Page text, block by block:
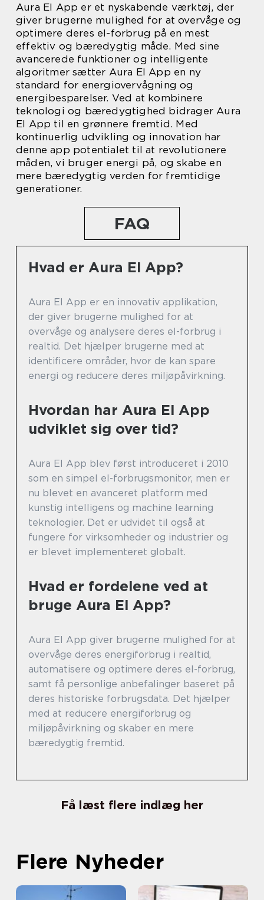
Aura El App er et nyskabende værktøj, der
giver brugerne mulighed for at overvåge og
optimere deres el-forbrug på en mest
effektiv og bæredygtig måde. Med sine
avancerede funktioner og intelligente
algoritmer sætter Aura El App en ny
standard for energiovervågning og
energibesparelser. Ved at kombinere
teknologi og bæredygtighed bidrager Aura
El App til en grønnere fremtid. Med
kontinuerlig udvikling og innovation har
denne app potentialet til at revolutionere
måden, vi bruger energi på, og skabe en
mere bæredygtig verden for fremtidige
generationer.
FAQ
Hvad er Aura El App?
Aura El App er en innovativ applikation,
der giver brugerne mulighed for at
overvåge og analysere deres el-forbrug i
realtid. Det hjælper brugerne med at
identificere områder, hvor de kan spare
energi og reducere deres miljøpåvirkning.
Hvordan har Aura El App
udviklet sig over tid?
Aura El App blev først introduceret i 2010
som en simpel el-forbrugsmonitor, men er
nu blevet en avanceret platform med
kunstig intelligens og machine learning
teknologier. Det er udvidet til også at
fungere for virksomheder og industrier og
er blevet implementeret globalt.
Hvad er fordelene ved at
bruge Aura El App?
Aura El App giver brugerne mulighed for at
overvåge deres energiforbrug i realtid,
automatisere og optimere deres el-forbrug,
samt få personlige anbefalinger baseret på
deres historiske forbrugsdata. Det hjælper
med at reducere energiforbrug og
miljøpåvirkning og skaber en mere
bæredygtig fremtid.
Få læst flere indlæg her
Flere Nyheder